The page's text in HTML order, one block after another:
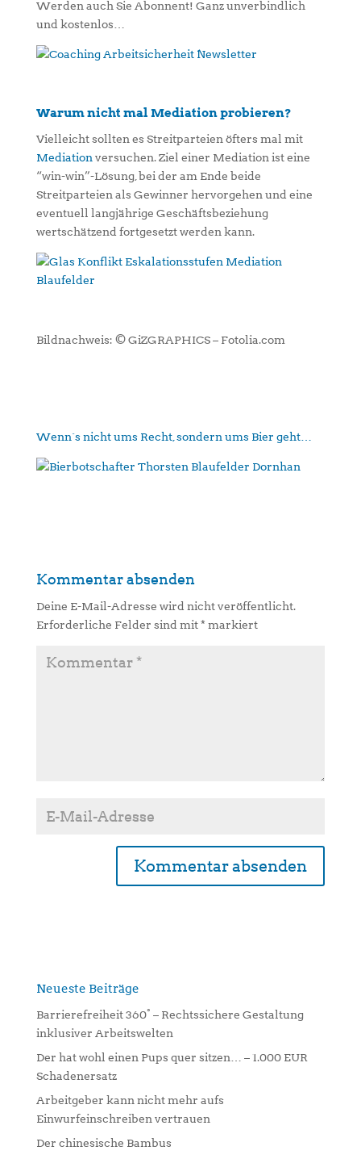
Werden auch Sie Abonnent! Ganz unverbindlich
und kostenlos…
Warum nicht mal Mediation probieren?
Vielleicht sollten es Streitparteien öfters mal mit
Mediation versuchen. Ziel einer Mediation ist eine
“win-win”-Lösung, bei der am Ende beide
Streitparteien als Gewinner hervorgehen und eine
eventuell langjährige Geschäftsbeziehung
wertschätzend fortgesetzt werden kann.
Bildnachweis: © GiZGRAPHICS – Fotolia.com
Wenn´s nicht ums Recht, sondern ums Bier geht…
Kommentar absenden
Deine E-Mail-Adresse wird nicht veröffentlicht.
Erforderliche Felder sind mit* markiert
n
v
e
:
Neueste Beiträge
Barrierefreiheit 360° – Rechtssichere Gestaltung
inklusiver Arbeitswelten
Der hat wohl einen Pups quer sitzen… – 1.000 EUR
Schadenersatz
Arbeitgeber kann nicht mehr aufs
Einwurfeinschreiben vertrauen
Der chinesische Bambus